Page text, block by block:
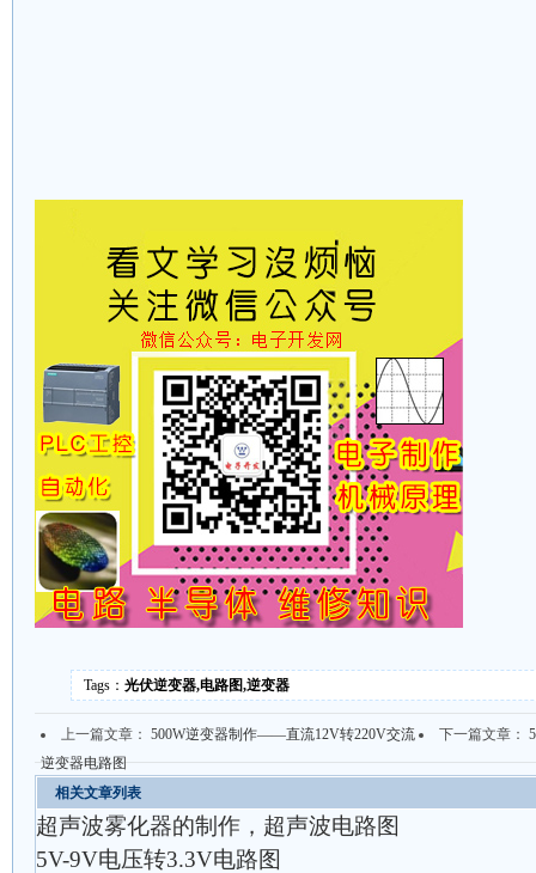
Tags： 光伏逆变器,电路图,逆变器
上一篇文章： 500W逆变器制作——直流12V转220V交流
逆变器电路图
下一篇文章：
相关文章列表
超声波雾化器的制作，超声波电路图
5V-9V电压转3.3V电路图